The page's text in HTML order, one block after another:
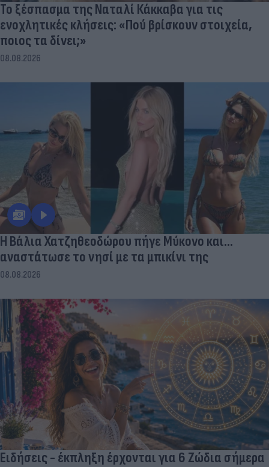
Το ξέσπασμα της Ναταλί Κάκκαβα για τις
ενοχλητικές κλήσεις: «Πού βρίσκουν στοιχεία,
ποιος τα δίνει;»
08.08.2026
Η Βάλια Χατζηθεοδώρου πήγε Μύκονο και...
αναστάτωσε το νησί με τα μπικίνι της
08.08.2026
Ειδήσεις - έκπληξη έρχονται για 6 Ζώδια σήμερα